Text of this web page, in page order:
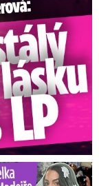
plná zákazů!